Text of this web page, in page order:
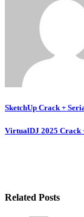
Post
navigation
SketchUp Crack +
VirtualDJ 2025 Crack
Related Posts